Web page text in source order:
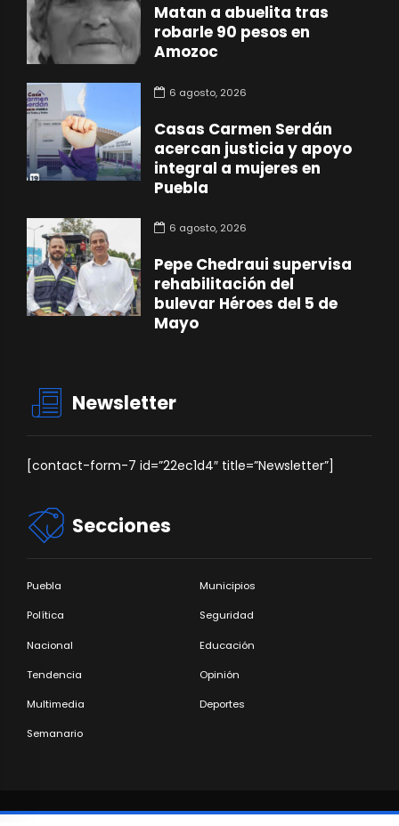
Matan a abuelita tras
robarle 90 pesos en
Amozoc
6 agosto, 2026
Casas Carmen Serdán
acercan justicia y apoyo
integral a mujeres en
Puebla
6 agosto, 2026
Pepe Chedraui supervisa
rehabilitación del
bulevar Héroes del 5 de
Mayo
Newsletter
[contact-form-7 id=”22ec1d4″ title=”Newsletter”]
Secciones
Puebla Municipios
Política Seguridad
Nacional Educación
Tendencia Opinión
Multimedia Deportes
Semanario